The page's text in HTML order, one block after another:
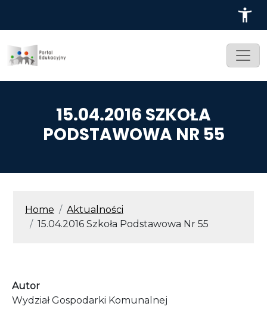
15.04.2016 SZKOŁA
PODSTAWOWA NR 55
ŚCIEŻKA NAWIGACYJNA
Home
Aktualności
15.04.2016 Szkoła Podstawowa Nr 55
Autor
Wydział Gospodarki Komunalnej